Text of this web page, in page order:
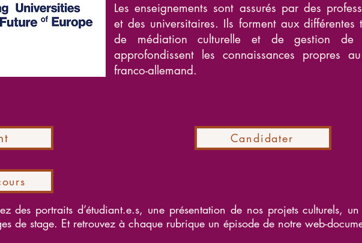
Les enseignements sont assurés par des
et des universitaires. Ils forment aux différentes
de médiation culturelle et de gestion de
approfondissent les connaissances propres
franco-allemand.
Candidater
des portraits d’étudiant.e.s, une présentation de nos projets culturels,
de stage. Et retrouvez à chaque rubrique un épisode de notre web-